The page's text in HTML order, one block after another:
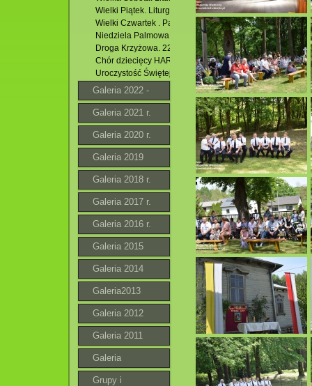
Wielki Piątek. Liturgia Wielkiego Piątku. 29.03.2024 r.
Wielki Czwartek . Pamiątka Ostatniej Wieczerzy.
Niedziela Palmowa. 24.03.2024 r.
Droga Krzyżowa. 22.03.2024 r.
Chór dziecięcy HARMONIA z Łukowej w kościele pw.
Uroczystość Świętej Bożej Rodzicielki Maryi. 01.01.2024
Galeria 2022 -
2023 r.
Galeria 2021 r.
Galeria 2020 r.
Galeria 2019
Galeria 2018 r.
Galeria 2017 r.
Galeria 2016 r.
Galeria 2015
Galeria 2014
Galeria2013
Galeria 2012
Galeria 2011
Galeria
Grupy i